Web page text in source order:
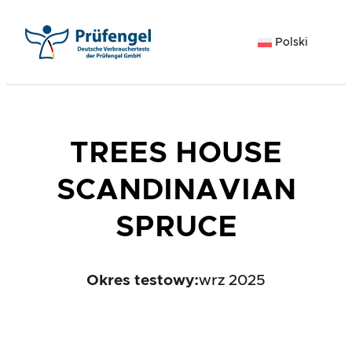
Polski
TREES HOUSE
SCANDINAVIAN
SPRUCE
Okres testowy:wrz 2025